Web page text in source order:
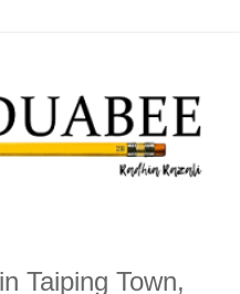
Taiping Town,